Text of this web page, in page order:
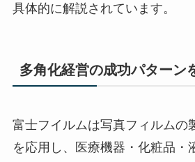
具体的に解説されています。
多角化経営の成功パターン
富士フイルムは写真フィルムの
を応用し、医療機器・化粧品・